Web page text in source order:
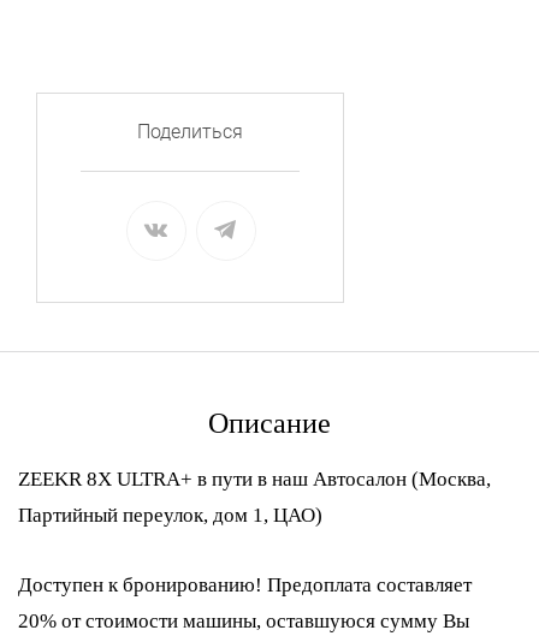
Поделиться
Описание
ZEEKR 8X ULTRA+ в пути в наш Автосалон (Москва,
Партийный переулок, дом 1, ЦАО)
Доступен к бронированию! Предоплата составляет
20% от стоимости машины, оставшуюся сумму Вы